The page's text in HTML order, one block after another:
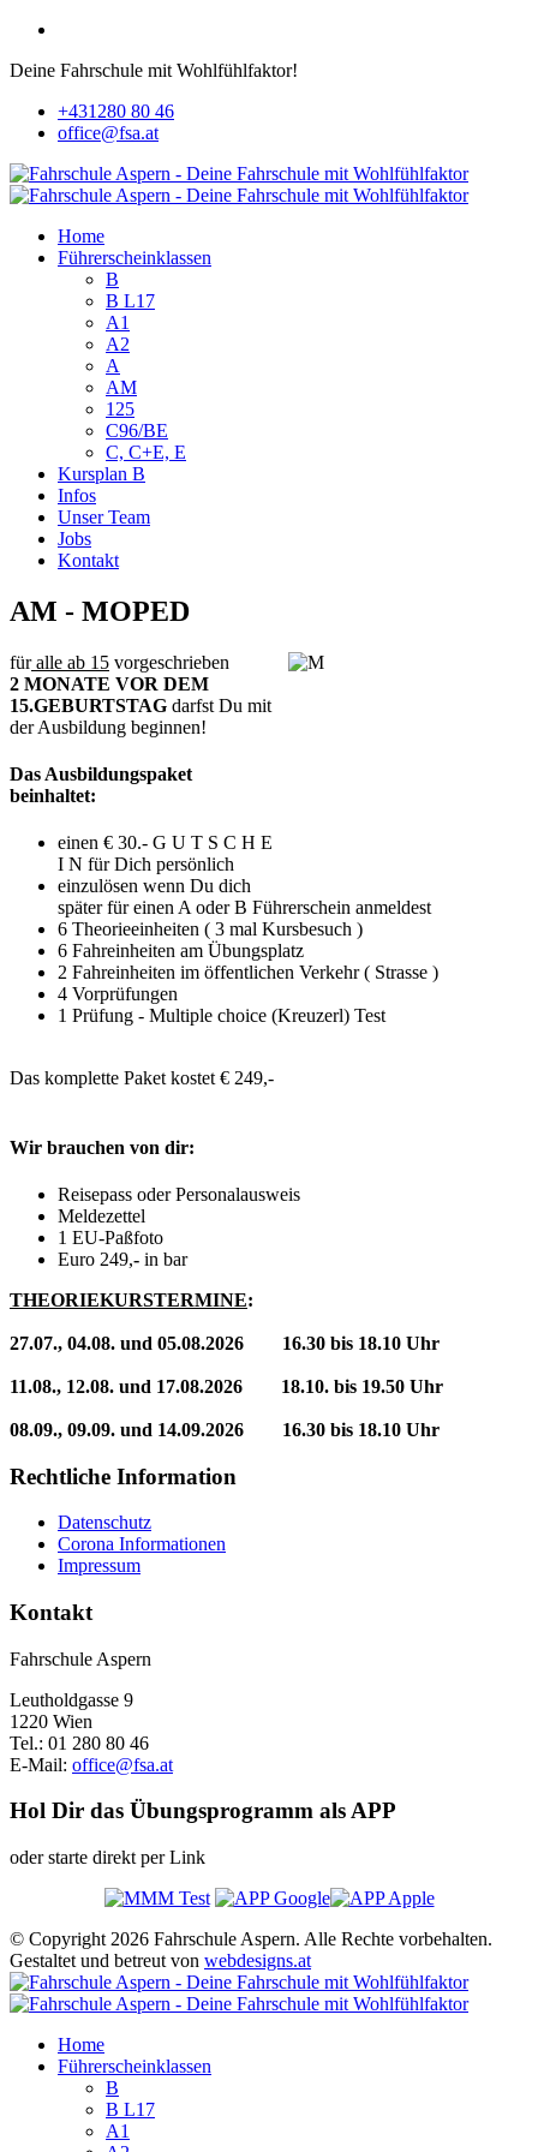
Deine Fahrschule mit Wohlfühlfaktor!
+431280 80 46
office@fsa.at
Home
Führerscheinklassen
B
B L17
A1
A2
A
AM
125
C96/BE
C, C+E, E
Kursplan B
Infos
Unser Team
Jobs
Kontakt
AM - MOPED
füralle ab 15 vorgeschrieben
2 MONATE VOR DEM
15.GEBURTSTAG darfst Du mit
der Ausbildung beginnen!
Das Ausbildungspaket
beinhaltet:
einen € 30.- G U T S C H E
I N für Dich persönlich
einzulösen wenn Du dich
später für einen A oder B Führerschein anmeldest
6 Theorieeinheiten ( 3 mal Kursbesuch )
6 Fahreinheiten am Übungsplatz
2 Fahreinheiten im öffentlichen Verkehr ( Strasse )
4 Vorprüfungen
1 Prüfung - Multiple choice (Kreuzerl) Test
Das komplette Paket kostet € 249,-
Wir brauchen von dir:
Reisepass oder Personalausweis
Meldezettel
1 EU-Paßfoto
Euro 249,- in bar
THEORIEKURSTERMINE:
27.07., 04.08. und 05.08.2026 16.30 bis 18.10 Uhr
11.08., 12.08. und 17.08.2026 18.10. bis 19.50 Uhr
08.09., 09.09. und 14.09.2026 16.30 bis 18.10 Uhr
Rechtliche Information
Datenschutz
Corona Informationen
Impressum
Kontakt
Fahrschule Aspern
Leutholdgasse 9
1220 Wien
Tel.: 01 280 80 46
E-Mail: office@fsa.at
Hol Dir das Übungsprogramm als APP
oder starte direkt per Link
© Copyright 2026 Fahrschule Aspern. Alle Rechte vorbehalten.
Gestaltet und betreut von webdesigns.at
Home
Führerscheinklassen
B
B L17
A1